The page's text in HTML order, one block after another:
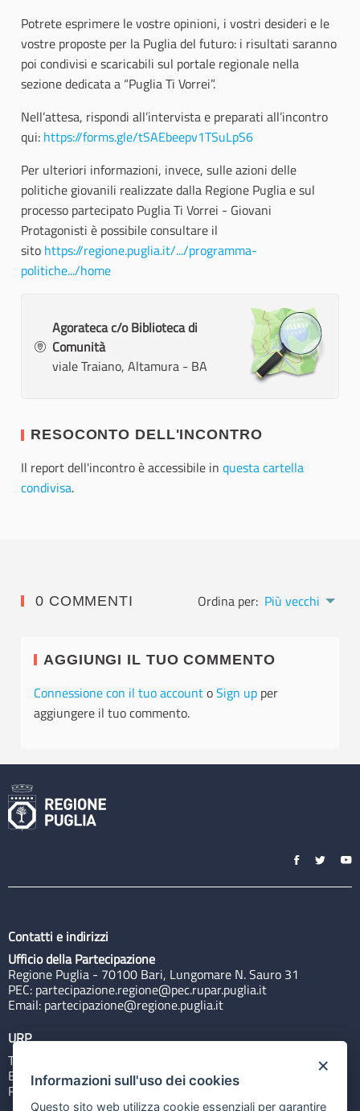
Potrete esprimere le vostre opinioni, i vostri desideri e le
vostre proposte per la Puglia del futuro: i risultati saranno
poi condivisi e scaricabili sul portale regionale nella
sezione dedicata a “Puglia Ti Vorrei”.
Nell’attesa, rispondi all’intervista e preparati all’incontro
qui: https://forms.gle/tSAEbeepv1TSuLpS6
Per ulteriori informazioni, invece, sulle azioni delle
politiche giovanili realizzate dalla Regione Puglia e sul
processo partecipato Puglia Ti Vorrei - Giovani
Protagonisti è possibile consultare il
sito https://regione.puglia.it/.../programma-
politiche.../home
Agorateca c/o Biblioteca di
Comunità
viale Traiano, Altamura - BA
RESOCONTO DELL'INCONTRO
Il report dell'incontro è accessibile in questa cartella
condivisa.
0 COMMENTI Ordina per: Più vecchi
AGGIUNGI IL TUO COMMENTO
Connessione con il tuo accountoSign up per
aggiungere il tuo commento.
Contatti e indirizzi
Ufficio della Partecipazione
Regione Puglia - 70100 Bari, Lungomare N. Sauro 31
PEC: partecipazione.regione@pec.rupar.puglia.it
Email: partecipazione@regione.puglia.it
URP
Tel: 800713939
Email:quiregione@regione.puglia.it
Rubrica
×
Informazioni sull'uso dei cookies
Questo sito web utilizza cookie essenziali per garantire